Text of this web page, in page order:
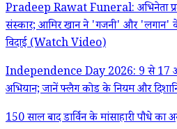
Pradeep Rawat Funeral: अभिनेता
संस्कार; आमिर खान ने 'गजनी' और 'लगान'
विदाई (Watch Video)
Independence Day 2026: 9 से 17
अभियान; जानें फ्लैग कोड के नियम और
150 साल बाद डार्विन के मांसाहारी पौधे का